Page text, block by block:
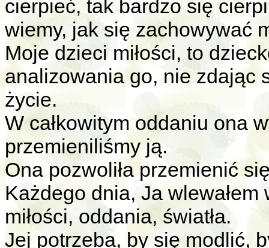
cierpieć, tak bardzo się
wiemy, jak się zachowywać
Moje dzieci miłości, to
analizowania go, nie zdając
życie.
W całkowitym oddaniu ona
przemieniliśmy ją.
Ona pozwoliła przemienić
Każdego dnia, Ja wlewałem
miłości, oddania, światła.
Jej potrzeba, by się modlić,